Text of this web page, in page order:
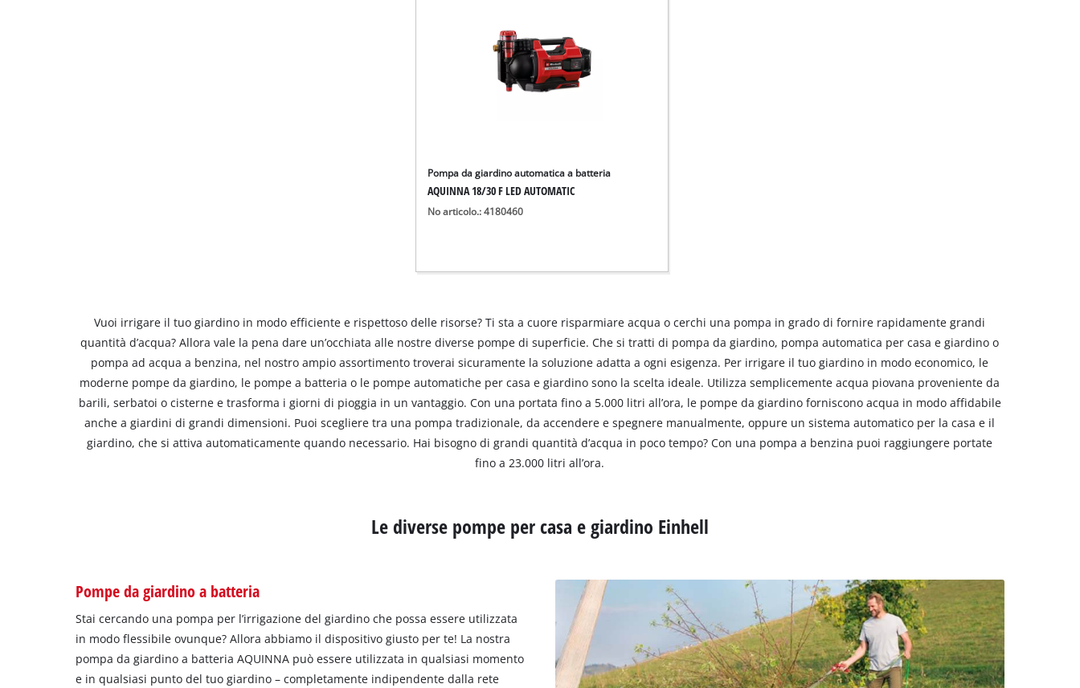
Pompa da giardino automatica a batteria
AQUINNA 18/30 F LED AUTOMATIC
No articolo.: 4180460
Vuoi irrigare il tuo giardino in modo efficiente e rispettoso delle risorse? Ti sta a cuore risparmiare acqua o cerchi una pompa in grado di fornire rapidamente grandi
quantità d’acqua? Allora vale la pena dare un’occhiata alle nostre diverse pompe di superficie. Che si tratti di pompa da giardino, pompa automatica per casa e giardino o
pompa ad acqua a benzina, nel nostro ampio assortimento troverai sicuramente la soluzione adatta a ogni esigenza. Per irrigare il tuo giardino in modo economico, le
moderne pompe da giardino, le pompe a batteria o le pompe automatiche per casa e giardino sono la scelta ideale. Utilizza semplicemente acqua piovana proveniente da
barili, serbatoi o cisterne e trasforma i giorni di pioggia in un vantaggio. Con una portata fino a 5.000 litri all’ora, le pompe da giardino forniscono acqua in modo affidabile
anche a giardini di grandi dimensioni. Puoi scegliere tra una pompa tradizionale, da accendere e spegnere manualmente, oppure un sistema automatico per la casa e il
giardino, che si attiva automaticamente quando necessario. Hai bisogno di grandi quantità d’acqua in poco tempo? Con una pompa a benzina puoi raggiungere portate
fino a 23.000 litri all’ora.
Le diverse pompe per casa e giardino Einhell
Pompe da giardino a batteria
Stai cercando una pompa per l’irrigazione del giardino che possa essere utilizzata
in modo flessibile ovunque? Allora abbiamo il dispositivo giusto per te! La nostra
pompa da giardino a batteria AQUINNA può essere utilizzata in qualsiasi momento
e in qualsiasi punto del tuo giardino – completamente indipendente dalla rete